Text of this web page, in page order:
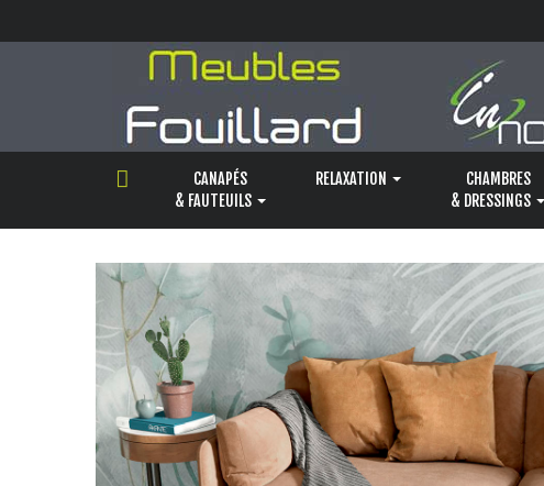
CANAPÉS
& FAUTEUILS
RELAXATION
CHAMBRES
& DRESSINGS